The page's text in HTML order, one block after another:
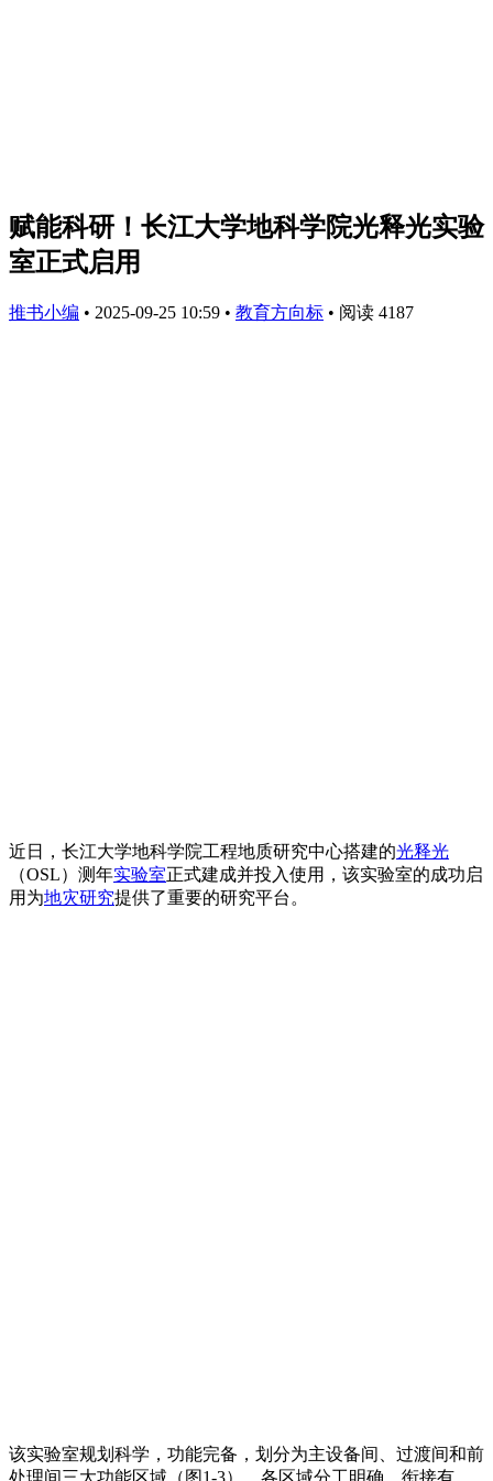
赋能科研！长江大学地科学院光释光实验
室正式启用
推书小编 • 2025-09-25 10:59 • 教育方向标 • 阅读 4187
近日，长江大学地科学院工程地质研究中心搭建的光释光
（OSL）测年实验室正式建成并投入使用，该实验室的成功启
用为地灾研究提供了重要的研究平台。
该实验室规划科学，功能完备，划分为主设备间、过渡间和前
处理间三大功能区域（图1-3），各区域分工明确、衔接有